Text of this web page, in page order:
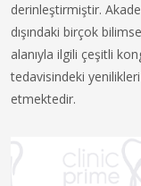
derinleştirmiştir.
dışındaki birçok
alanıyla ilgili çeşitli
tedavisindeki
etmektedir.